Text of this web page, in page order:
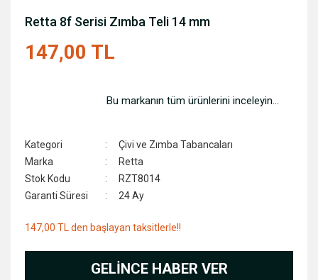
Retta 8f Serisi Zımba Teli 14 mm
147,00 TL
Bu markanın tüm ürünlerini inceleyin...
Kategori
Çivi ve Zımba Tabancaları
Marka
Retta
Stok Kodu
RZT8014
Garanti Süresi
24 Ay
147,00 TL den başlayan taksitlerle!!
GELİNCE HABER VER